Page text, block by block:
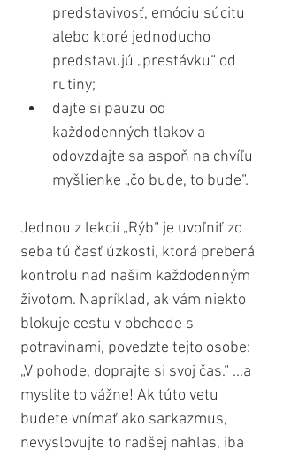
predstavivosť, emóciu súcitu
alebo ktoré jednoducho
predstavujú „prestávku“ od
rutiny;
dajte si pauzu od
každodenných tlakov a
odovzdajte sa aspoň na chvíľu
myšlienke „čo bude, to bude“.
Jednou z lekcií „Rýb“ je uvoľniť zo
seba tú časť úzkosti, ktorá preberá
kontrolu nad našim každodenným
životom. Napríklad, ak vám niekto
blokuje cestu v obchode s
potravinami, povedzte tejto osobe:
„V pohode, doprajte si svoj čas.“ ...a
myslite to vážne! Ak túto vetu
budete vnímať ako sarkazmus,
nevyslovujte to radšej nahlas, iba